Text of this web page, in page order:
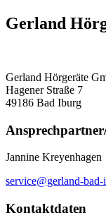
Gerland
Gerland Hörgeräte
Hagener Straße 7
49186 Bad Iburg
Jannine Kreyenhagen
service@gerland-
Kontaktdaten